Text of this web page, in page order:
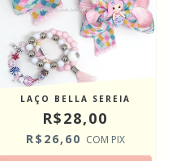
LAÇO BELLA SEREIA
R$28,00
R$26,60 COM PIX